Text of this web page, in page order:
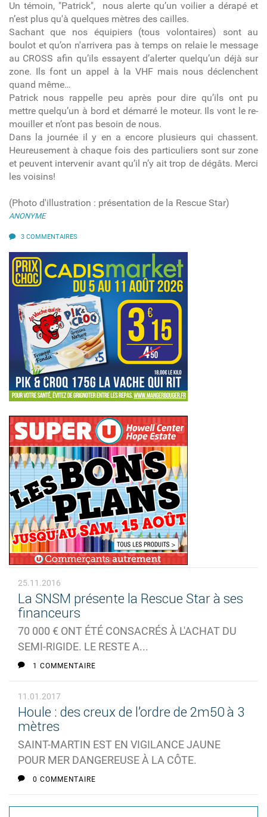
Un témoin, "Patrick", nous alerte qu’un voilier a dérapé et
n’est plus qu'à quelques mètres des cailles.
Sachant que nos équipiers (tous volontaires) sont au
boulot et qu’on n'arrivera pas à temps on relaie le message
au CROSS afin qu’ils essayent d’alerter quelqu’un déjà sur
zone. Ils font un appel à la VHF mais nous déclenchent
quand même…
Patrick nous rappelle peu après pour dire qu’ils ont pu
mettre quelqu’un à bord et démarré le moteur. Ils vont le re-
mouiller et n’ont pas besoin de nous.
Dans la journée il y en a encore plusieurs qui chassent.
Heureusement à chaque fois des particuliers sont sur zone
et peuvent intervenir avant qu’il n’y ait trop de dégâts. Merci
les voisins!
(Photo d'illustration : présentation de la Rescue Star)
ANONYME
3 COMMENTAIRES
25.11.2016
La SNSM présente la Rescue Star à ses
financeurs
70 000 € ONT ÉTÉ CONSACRÉS À L'ACHAT DU
SEMI-RIGIDE. LE RESTE A...
1 COMMENTAIRE
11.01.2017
Houle : des creux de l’ordre de 2m50 à 3
mètres
SAINT-MARTIN EST EN VIGILANCE JAUNE
POUR MER DANGEREUSE À LA CÔTE.
0 COMMENTAIRE